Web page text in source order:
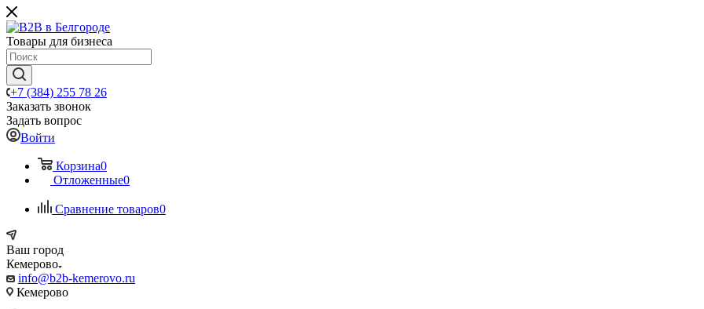
Товары для бизнеса
+7 (384) 255 78 26
Заказать звонок
Задать вопрос
Войти
Корзина0
Отложенные0
Сравнение товаров0
Ваш город
Кемерово
info@b2b-kemerovo.ru
Кемерово